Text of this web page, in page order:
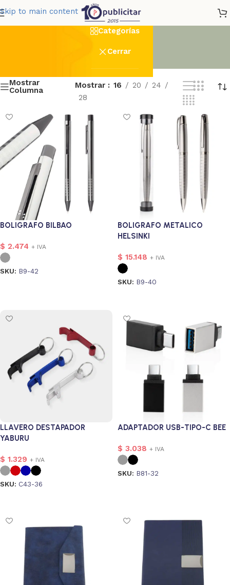
Skip to main content Laser
Categorías
Cerrar
1
1
Mostrar
Columna
Mostrar 16 20
24
28
BOLIGRAFO BILBAO
$ 2.474 + IVA
SKU: B9-42
BOLIGRAFO METALICO
HELSINKI
$ 15.148 + IVA
SKU: B9-40
LLAVERO DESTAPADOR
YABURU
$ 1.329 + IVA
SKU: C43-36
ADAPTADOR USB-TIPO-C BEE
$ 3.038 + IVA
SKU: B81-32